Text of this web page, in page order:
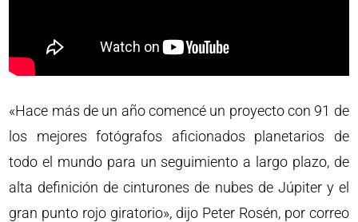
«Hace más de un año comencé un proyecto con 91 de
los mejores fotógrafos aficionados planetarios de
todo el mundo para un seguimiento a largo plazo, de
alta definición de cinturones de nubes de Júpiter y el
gran punto rojo giratorio», dijo Peter Rosén, por correo